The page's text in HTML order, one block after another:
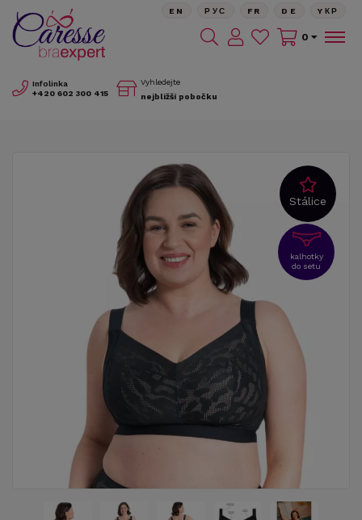
Infolinka
+420 602 300 415
Vyhledejte
nejbližší pobočku
EN РУС FR DE YКР
0
Stálice
kalhotky
do setu